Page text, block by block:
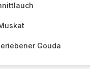
Gouda